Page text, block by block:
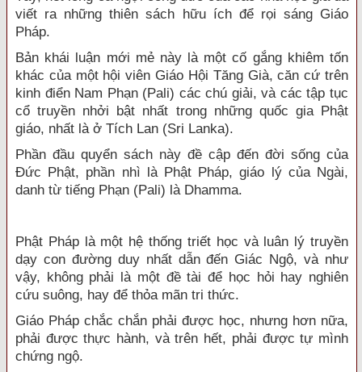
viết ra những thiên sách hữu ích để rọi sáng Giáo
Pháp.
Bản khái luận mới mẻ này là một cố gắng khiêm tốn
khác của một hội viên Giáo Hội Tăng Già, căn cứ trên
kinh điển Nam Phạn (Pali) các chú giải, và các tập tục
cổ truyền nhởi bật nhất trong những quốc gia Phật
giáo, nhất là ở Tích Lan (Sri Lanka).
Phần đầu quyển sách này đề cập đến đời sống của
Đức Phật, phần nhì là Phật Pháp, giáo lý của Ngài,
danh từ tiếng Phạn (Pali) là Dhamma.
Phật Pháp là một hệ thống triết học và luân lý truyền
dạy con đường duy nhất dẫn đến Giác Ngộ, và như
vậy, không phải là một đề tài để học hỏi hay nghiên
cứu suông, hay để thỏa mãn tri thức.
Giáo Pháp chắc chắn phải được học, nhưng hơn nữa,
phải được thực hành, và trên hết, phải được tự mình
chứng ngộ.